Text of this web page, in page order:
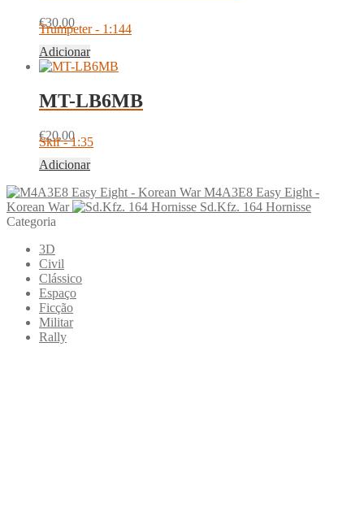
€30.00
Trumpeter - 1:144
Adicionar
MT-LB6MB
€20.00
Skif - 1:35
Adicionar
M4A3E8 Easy Eight -
Korean War
Sd.Kfz. 164 Hornisse
Categoria
3D
Civil
Clássico
Espaço
Ficção
Militar
Rally